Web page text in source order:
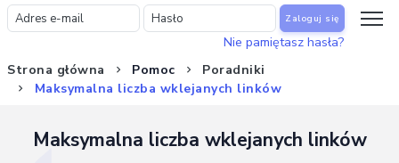
Zaloguj się
Nie pamiętasz hasła?
Strona główna Pomoc
Poradniki
Maksymalna liczba wklejanych linków
Maksymalna liczba wklejanych linków